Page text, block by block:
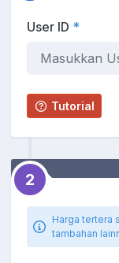
User ID *
Tutorial
2
Harga tertera
tambahan